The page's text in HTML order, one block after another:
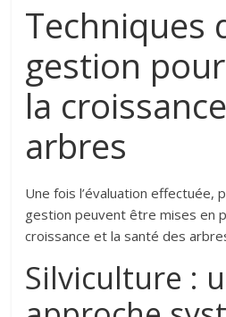
Techniques
gestion
la
arbres
Une fois l’évaluation effectuée,
gestion peuvent être mises en
croissance et la santé des
Silviculture :